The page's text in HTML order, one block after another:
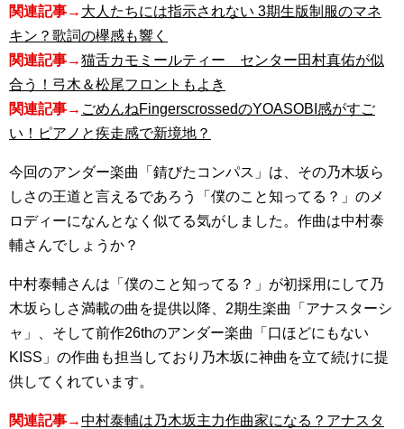
関連記事→ 大人たちには指示されない 3期生版制服のマネ
キン？歌詞の欅感も響く
関連記事→猫舌カモミールティー センター田村真佑が似
合う！弓木＆松尾フロントもよき
関連記事→ ごめんねFingerscrossedのYOASOBI感がすご
い！ピアノと疾走感で新境地？
今回のアンダー楽曲「錆びたコンパス」は、その乃木坂ら
しさの王道と言えるであろう「僕のこと知ってる？」のメ
ロディーになんとなく似てる気がしました。作曲は中村泰
輔さんでしょうか？
中村泰輔さんは「僕のこと知ってる？」が初採用にして乃
木坂らしさ満載の曲を提供以降、2期生楽曲「アナスターシ
ャ」、そして前作26thのアンダー楽曲「口ほどにもない
KISS」の作曲も担当しており乃木坂に神曲を立て続けに提
供してくれています。
関連記事→中村泰輔は乃木坂主力作曲家になる？アナスタ